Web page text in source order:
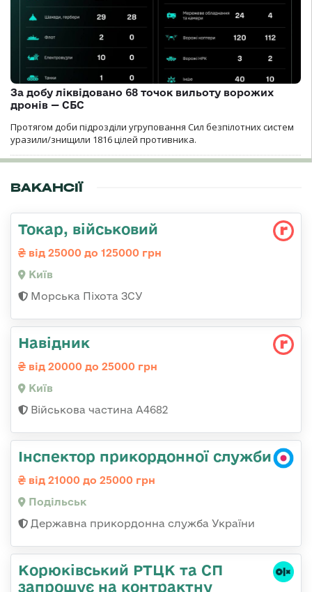
За добу ліквідовано 68 точок вильоту ворожих
дронів — СБС
Протягом доби підрозділи угруповання Сил безпілотних систем
уразили/знищили 1816 цілей противника.
ВАКАНСІЇ
Токаp, військовий
від 25000 до 125000 грн
Київ
Морська Піхота ЗСУ
Навідник
від 20000 до 25000 грн
Київ
Військова частина А4682
Інспектор прикордонної служби
від 21000 до 25000 грн
Подільськ
Державна прикордонна служба України
Корюківський РТЦК та СП
запрошує на контрактну